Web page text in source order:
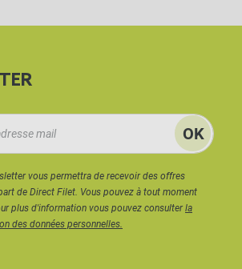
vous permettra de recevoir des offres
de Direct Filet. Vous pouvez à tout moment
plus d'information vous pouvez consulterla
des données personnelles.